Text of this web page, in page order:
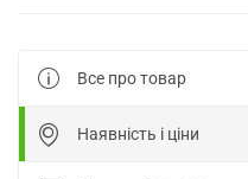
Все про товар
Наявність і ціни